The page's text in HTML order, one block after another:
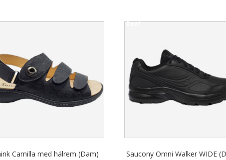
Camilla med hälrem (Dam)
Rea!
Saucony Omni Walker WIDE
multiple
variants.
The
options
may
on
product